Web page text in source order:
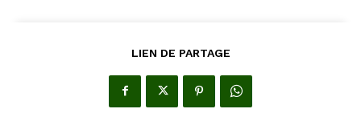
LIEN DE PARTAGE